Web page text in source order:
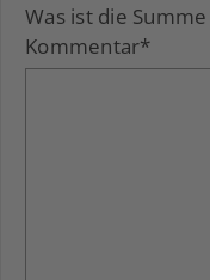
Was ist die
Kommentar*